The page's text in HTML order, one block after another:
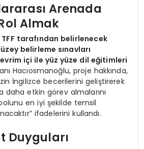
Arenada
Almak
tarafından belirlenecek
belirleme sınavları
içi ile yüz yüze dil eğitimleri
Hacıosmanoğlu, proje hakkında,
İngilizce becerilerini geliştirerek
daha etkin görev almalarını
en iyi şekilde temsil
ifadelerini kullandı.
Duyguları